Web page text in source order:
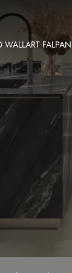
WALLART
Apavisa
Atlas Concorde
Atlas Plan